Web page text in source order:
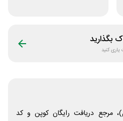
بگذارید
یاری کنید
مرجع دریافت رایگان کوپن و کد